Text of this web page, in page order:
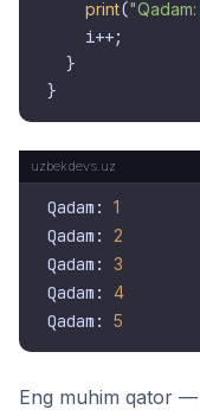
print("Qadam:
    i++;
  }
Qadam: 1
Qadam: 2
Qadam: 3
Qadam: 4
Qadam: 5
Eng muhim qator —